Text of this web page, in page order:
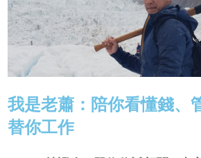
我是老蕭：陪你看懂錢、
替你工作